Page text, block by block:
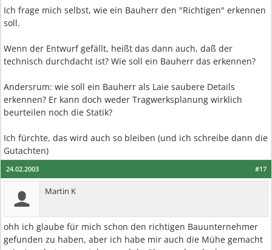
Ich frage mich selbst, wie ein Bauherr den "Richtigen" erkennen
soll.
Wenn der Entwurf gefällt, heißt das dann auch, daß der
technisch durchdacht ist? Wie soll ein Bauherr das erkennen?
Andersrum: wie soll ein Bauherr als Laie saubere Details
erkennen? Er kann doch weder Tragwerksplanung wirklich
beurteilen noch die Statik?
Ich fürchte, das wird auch so bleiben (und ich schreibe dann die
Gutachten)
#17
24.02.2003
Martin K
ohh ich glaube für mich schon den richtigen Bauunternehmer
gefunden zu haben, aber ich habe mir auch die Mühe gemacht